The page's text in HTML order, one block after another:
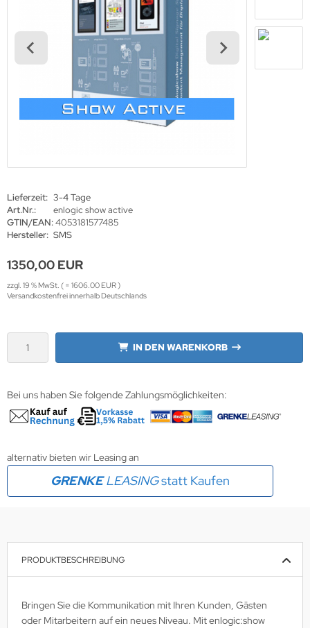
Lieferzeit: 3-4 Tage
Art.Nr.:
enlogic show active
GTIN/EAN:4053181577485
Hersteller: SMS
1350,00 EUR
zzgl. 19 % MwSt. ( = 1606.00 EUR )
Versandkostenfrei innerhalb Deutschlands
IN DEN WARENKORB
Bei uns haben Sie folgende Zahlungsmöglichkeiten:
alternativ bieten wir Leasing an
GRENKELEASINGstatt Kaufen
PRODUKTBESCHREIBUNG
Bringen Sie die Kommunikation mit Ihren Kunden, Gästen
oder Mitarbeitern auf ein neues Niveau. Mit enlogic:show
Monitore
Informationsschilder
display